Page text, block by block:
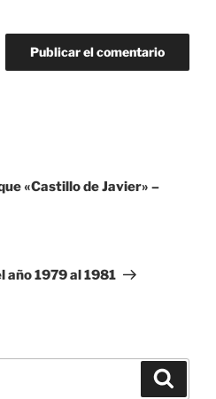
«Castillo de Javier» –
año 1979 al 1981